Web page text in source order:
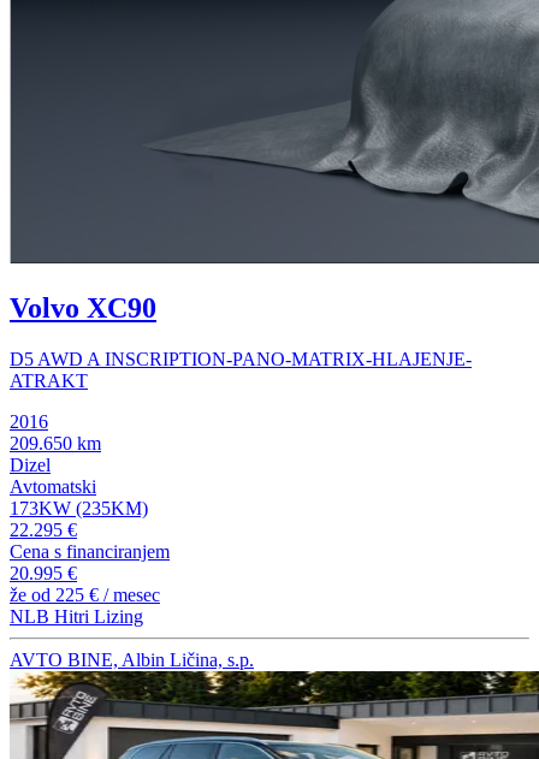
Volvo XC90
D5 AWD A INSCRIPTION-PANO-MATRIX-HLAJENJE-
ATRAKT
2016
209.650 km
Dizel
Avtomatski
173KW (235KM)
22.295 €
Cena s financiranjem
20.995 €
že od 225 € / mesec
NLB Hitri Lizing
AVTO BINE, Albin Ličina, s.p.